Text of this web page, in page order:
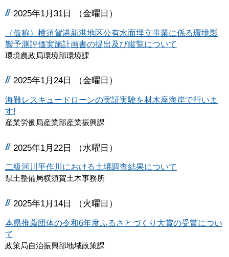
2025年1月31日 （金曜日）
（仮称）横須賀港新港地区公有水面埋立事業に係る環境影
響予測評価実施計画書の提出及び縦覧について
環境農政局環境部環境課
2025年1月24日 （金曜日）
海難レスキュードローンの実証実験を材木座海岸で行いま
す!
産業労働局産業部産業振興課
2025年1月22日 （水曜日）
二級河川平作川における土壌調査結果について
県土整備局横須賀土木事務所
2025年1月14日 （火曜日）
本県推薦団体の令和6年度ふるさとづくり大賞の受賞につい
て
政策局自治振興部地域政策課